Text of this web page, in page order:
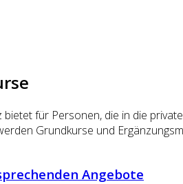
für Personen, die in die
Grundkurse und
Angebote